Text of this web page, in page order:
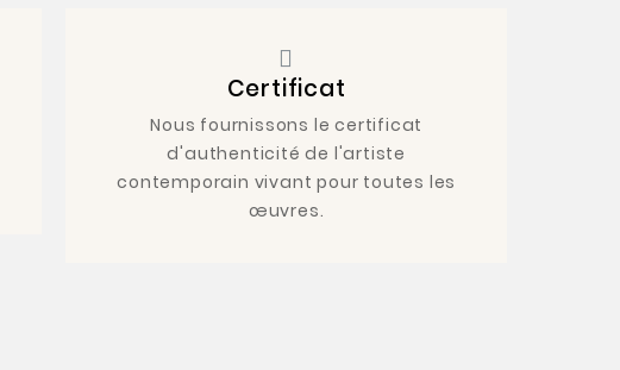
Certificat
Nous fournissons le certificat
d'authenticité de l'artiste
contemporain vivant pour toutes les
œuvres.